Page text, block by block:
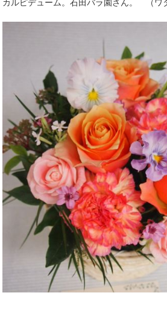
カルピデューム。石田バラ園さん。 （ワ